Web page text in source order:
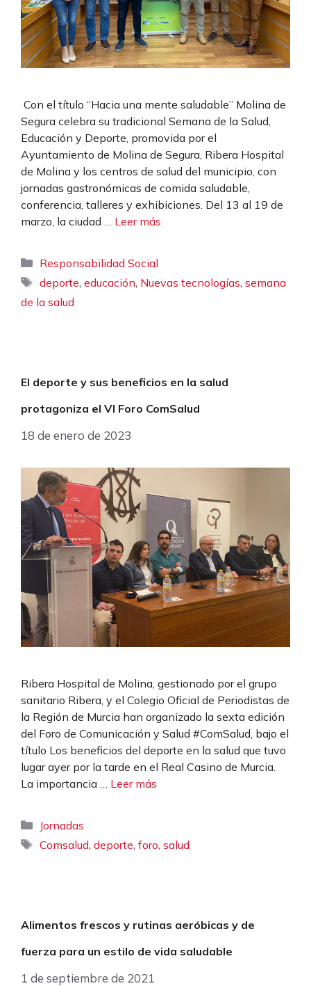
Con el título “Hacia una mente saludable” Molina de
Segura celebra su tradicional Semana de la Salud,
Educación y Deporte, promovida por el
Ayuntamiento de Molina de Segura, Ribera Hospital
de Molina y los centros de salud del municipio, con
jornadas gastronómicas de comida saludable,
conferencia, talleres y exhibiciones. Del 13 al 19 de
marzo, la ciudad … Leer más
Categorías
Responsabilidad Social
Etiquetas
deporte,educación, Nuevas tecnologías,semana
de la salud
El deporte y sus beneficios en la salud
protagoniza el VI Foro ComSalud
18 de enero de 2023
Ribera Hospital de Molina, gestionado por el grupo
sanitario Ribera, y el Colegio Oficial de Periodistas de
la Región de Murcia han organizado la sexta edición
del Foro de Comunicación y Salud #ComSalud, bajo el
título Los beneficios del deporte en la salud que tuvo
lugar ayer por la tarde en el Real Casino de Murcia.
La importancia … Leer más
Categorías
Jornadas
Etiquetas
Comsalud,deporte,foro,salud
Alimentos frescos y rutinas aeróbicas y de
fuerza para un estilo de vida saludable
1 de septiembre de 2021